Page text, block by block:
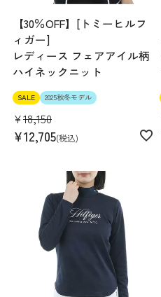
【30％OFF】[トミーヒルフ
ィガー]
レディース フェアアイル柄
ハイネックニット
SALE 2025秋冬モデル
¥18,150
¥12,705 税込